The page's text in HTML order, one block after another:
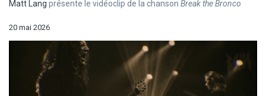
Matt Lang présente le vidéoclip de la chanson Break the Bronco
20 mai 2026